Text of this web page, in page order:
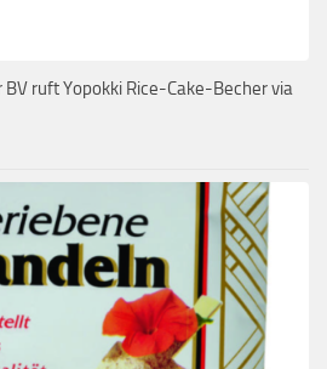
ruft Yopokki Rice-Cake-Becher via